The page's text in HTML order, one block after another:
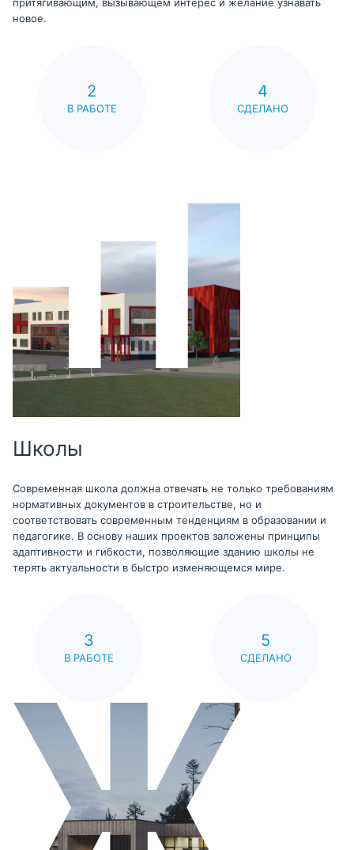
притягивающим, вызывающем интерес и желание узнавать
новое.
2
В РАБОТЕ
4
СДЕЛАНО
Школы
Современная школа должна отвечать не только требованиям
нормативных документов в строительстве, но и
соответствовать современным тенденциям в образовании и
педагогике. В основу наших проектов заложены принципы
адаптивности и гибкости, позволяющие зданию школы не
терять актуальности в быстро изменяющемся мире.
3
В РАБОТЕ
5
СДЕЛАНО